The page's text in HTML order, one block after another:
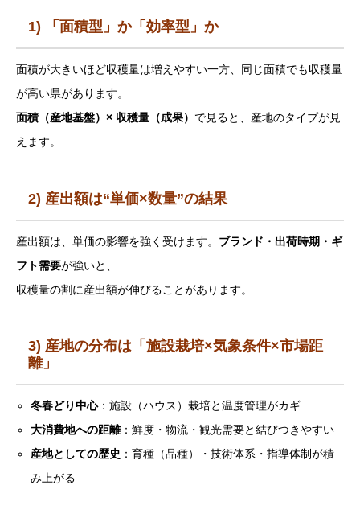
1) 「面積型」か「効率型」か
面積が大きいほど収穫量は増えやすい一方、同じ面積でも収穫量
が高い県があります。
面積（産地基盤）× 収穫量（成果） で見ると、産地のタイプが見
えます。
2) 産出額は“単価×数量”の結果
産出額は、単価の影響を強く受けます。 ブランド・出荷時期・ギ
フト需要が強いと、
収穫量の割に産出額が伸びることがあります。
3) 産地の分布は「施設栽培×気象条件×市場距
離」
冬春どり中心：施設（ハウス）栽培と温度管理がカギ
大消費地への距離：鮮度・物流・観光需要と結びつきやすい
産地としての歴史 ：育種（品種）・技術体系・指導体制が積
み上がる